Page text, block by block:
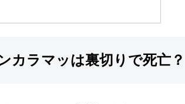
カラマッは裏切りで死亡？